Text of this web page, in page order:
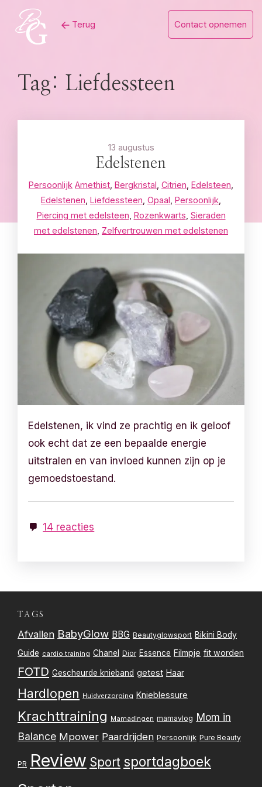
content
Terug Contact opnemen
Tag: Liefdessteen
13 augustus
Edelstenen
Persoonlijk Amethist Bergkristal Citrien Edelsteen
Edelstenen Liefdessteen Opaal Persoonlijk
Piercing met edelsteen Rozenkwarts Sieraden
met edelstenen Zelfvertrouwen met edelstenen
Edelstenen, ik vind ze prachtig en ik geloof
ook echt dat ze een bepaalde energie
uitstralen en van invloed kunnen zijn op je
gemoedstoestand.
14 reacties
TAGS
Afvallen BabyGlow BBG Beautyglowsport Bikini Body
Guide cardio training Chanel Dior Essence Filmpje fit worden
FOTD Gescheurde knieband getest Haar
Hardlopen Huidverzorging Knieblessure
Krachttraining Mamadingen mamavlog Mom in
Balance Mpower Paardrijden Persoonlijk Pure Beauty
PR Review Sport sportdagboek